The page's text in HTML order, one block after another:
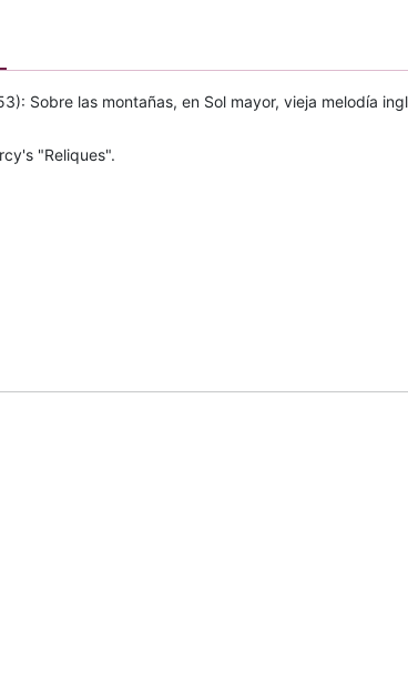
Sobre las montañas, en Sol mayor, vieja melodía
"Reliques".